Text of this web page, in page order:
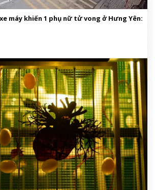
máy khiến 1 phụ nữ tử vong ở Hưng Yên: